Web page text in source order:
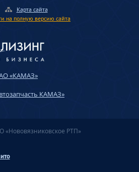
Карта сайта
на полную версию сайта
«КАМАЗ»
КАМАЗ»
«Нововязниковское РТП»